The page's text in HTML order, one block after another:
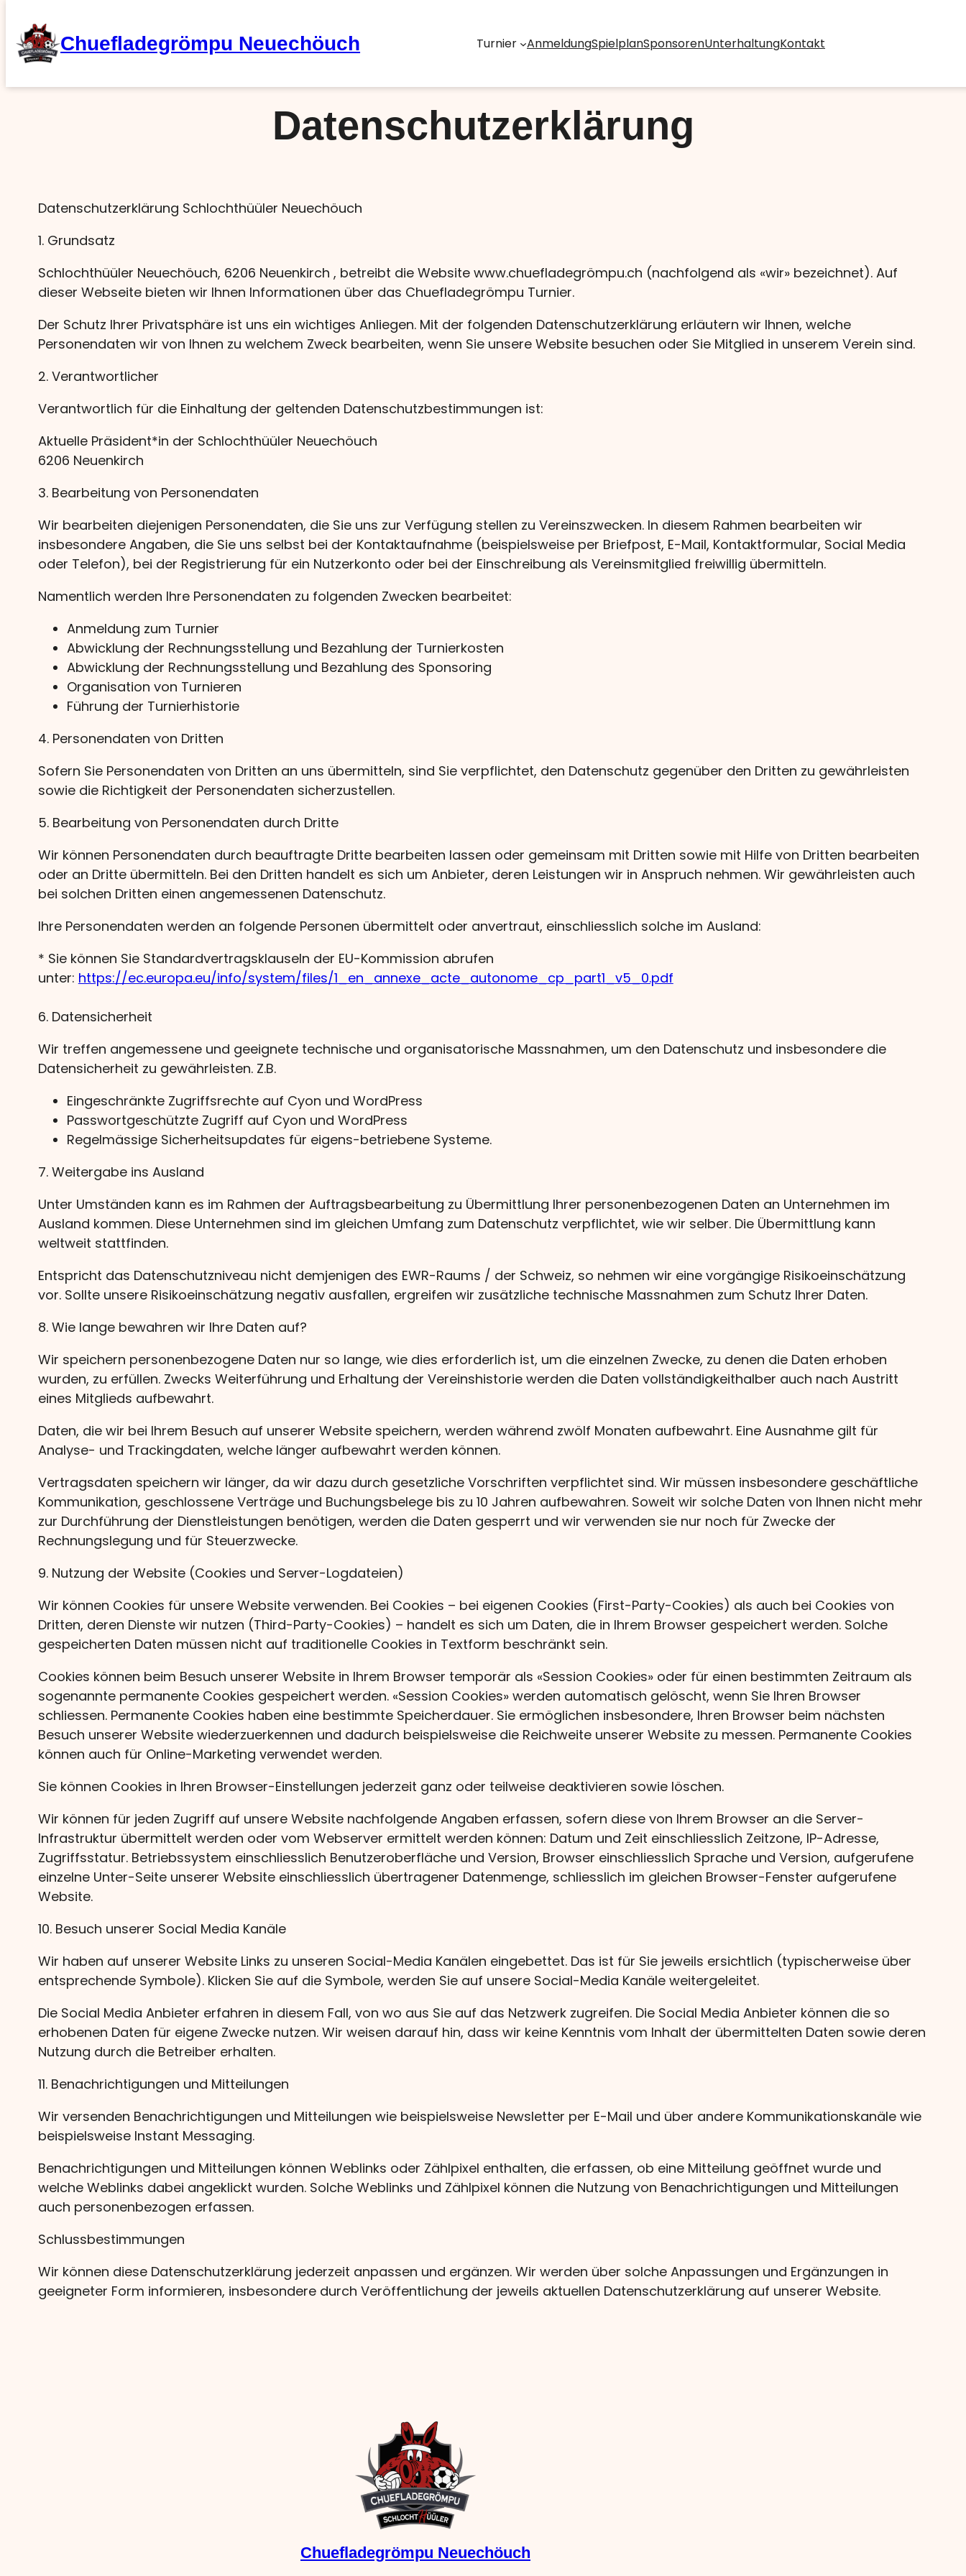
Inhalt
springenChuefladegrömpu Neuechöuch Turnier AnmeldungSpielplanSponsorenUnterhaltungKontakt
Datenschutzerklärung
Datenschutzerklärung Schlochthüüler Neuechöuch
1. Grundsatz
Schlochthüüler Neuechöuch, 6206 Neuenkirch , betreibt die Website www.chuefladegrömpu.ch (nachfolgend als «wir» bezeichnet). Auf
dieser Webseite bieten wir Ihnen Informationen über das Chuefladegrömpu Turnier.
Der Schutz Ihrer Privatsphäre ist uns ein wichtiges Anliegen. Mit der folgenden Datenschutzerklärung erläutern wir Ihnen, welche
Personendaten wir von Ihnen zu welchem Zweck bearbeiten, wenn Sie unsere Website besuchen oder Sie Mitglied in unserem Verein sind.
2. Verantwortlicher
Verantwortlich für die Einhaltung der geltenden Datenschutzbestimmungen ist:
Aktuelle Präsident*in der Schlochthüüler Neuechöuch
6206 Neuenkirch
3. Bearbeitung von Personendaten
Wir bearbeiten diejenigen Personendaten, die Sie uns zur Verfügung stellen zu Vereinszwecken. In diesem Rahmen bearbeiten wir
insbesondere Angaben, die Sie uns selbst bei der Kontaktaufnahme (beispielsweise per Briefpost, E-Mail, Kontaktformular, Social Media
oder Telefon), bei der Registrierung für ein Nutzerkonto oder bei der Einschreibung als Vereinsmitglied freiwillig übermitteln.
Namentlich werden Ihre Personendaten zu folgenden Zwecken bearbeitet:
Anmeldung zum Turnier
Abwicklung der Rechnungsstellung und Bezahlung der Turnierkosten
Abwicklung der Rechnungsstellung und Bezahlung des Sponsoring
Organisation von Turnieren
Führung der Turnierhistorie
4. Personendaten von Dritten
Sofern Sie Personendaten von Dritten an uns übermitteln, sind Sie verpflichtet, den Datenschutz gegenüber den Dritten zu gewährleisten
sowie die Richtigkeit der Personendaten sicherzustellen.
5. Bearbeitung von Personendaten durch Dritte
Wir können Personendaten durch beauftragte Dritte bearbeiten lassen oder gemeinsam mit Dritten sowie mit Hilfe von Dritten bearbeiten
oder an Dritte übermitteln. Bei den Dritten handelt es sich um Anbieter, deren Leistungen wir in Anspruch nehmen. Wir gewährleisten auch
bei solchen Dritten einen angemessenen Datenschutz.
Ihre Personendaten werden an folgende Personen übermittelt oder anvertraut, einschliesslich solche im Ausland:
* Sie können Sie Standardvertragsklauseln der EU-Kommission abrufen
unter: https://ec.europa.eu/info/system/files/1_en_annexe_acte_autonome_cp_part1_v5_0.pdf
6. Datensicherheit
Wir treffen angemessene und geeignete technische und organisatorische Massnahmen, um den Datenschutz und insbesondere die
Datensicherheit zu gewährleisten. Z.B.
Eingeschränkte Zugriffsrechte auf Cyon und WordPress
Passwortgeschützte Zugriff auf Cyon und WordPress
Regelmässige Sicherheitsupdates für eigens-betriebene Systeme.
7. Weitergabe ins Ausland
Unter Umständen kann es im Rahmen der Auftragsbearbeitung zu Übermittlung Ihrer personenbezogenen Daten an Unternehmen im
Ausland kommen. Diese Unternehmen sind im gleichen Umfang zum Datenschutz verpflichtet, wie wir selber. Die Übermittlung kann
weltweit stattfinden.
Entspricht das Datenschutzniveau nicht demjenigen des EWR-Raums / der Schweiz, so nehmen wir eine vorgängige Risikoeinschätzung
vor. Sollte unsere Risikoeinschätzung negativ ausfallen, ergreifen wir zusätzliche technische Massnahmen zum Schutz Ihrer Daten.
8. Wie lange bewahren wir Ihre Daten auf?
Wir speichern personenbezogene Daten nur so lange, wie dies erforderlich ist, um die einzelnen Zwecke, zu denen die Daten erhoben
wurden, zu erfüllen. Zwecks Weiterführung und Erhaltung der Vereinshistorie werden die Daten vollständigkeithalber auch nach Austritt
eines Mitglieds aufbewahrt.
Daten, die wir bei Ihrem Besuch auf unserer Website speichern, werden während zwölf Monaten aufbewahrt. Eine Ausnahme gilt für
Analyse- und Trackingdaten, welche länger aufbewahrt werden können.
Vertragsdaten speichern wir länger, da wir dazu durch gesetzliche Vorschriften verpflichtet sind. Wir müssen insbesondere geschäftliche
Kommunikation, geschlossene Verträge und Buchungsbelege bis zu 10 Jahren aufbewahren. Soweit wir solche Daten von Ihnen nicht mehr
zur Durchführung der Dienstleistungen benötigen, werden die Daten gesperrt und wir verwenden sie nur noch für Zwecke der
Rechnungslegung und für Steuerzwecke.
9. Nutzung der Website (Cookies und Server-Logdateien)
Wir können Cookies für unsere Website verwenden. Bei Cookies – bei eigenen Cookies (First-Party-Cookies) als auch bei Cookies von
Dritten, deren Dienste wir nutzen (Third-Party-Cookies) – handelt es sich um Daten, die in Ihrem Browser gespeichert werden. Solche
gespeicherten Daten müssen nicht auf traditionelle Cookies in Textform beschränkt sein.
Cookies können beim Besuch unserer Website in Ihrem Browser temporär als «Session Cookies» oder für einen bestimmten Zeitraum als
sogenannte permanente Cookies gespeichert werden. «Session Cookies» werden automatisch gelöscht, wenn Sie Ihren Browser
schliessen. Permanente Cookies haben eine bestimmte Speicherdauer. Sie ermöglichen insbesondere, Ihren Browser beim nächsten
Besuch unserer Website wiederzuerkennen und dadurch beispielsweise die Reichweite unserer Website zu messen. Permanente Cookies
können auch für Online-Marketing verwendet werden.
Sie können Cookies in Ihren Browser-Einstellungen jederzeit ganz oder teilweise deaktivieren sowie löschen.
Wir können für jeden Zugriff auf unsere Website nachfolgende Angaben erfassen, sofern diese von Ihrem Browser an die Server-
Infrastruktur übermittelt werden oder vom Webserver ermittelt werden können: Datum und Zeit einschliesslich Zeitzone, IP-Adresse,
Zugriffsstatur. Betriebssystem einschliesslich Benutzeroberfläche und Version, Browser einschliesslich Sprache und Version, aufgerufene
einzelne Unter-Seite unserer Website einschliesslich übertragener Datenmenge, schliesslich im gleichen Browser-Fenster aufgerufene
Website.
10. Besuch unserer Social Media Kanäle
Wir haben auf unserer Website Links zu unseren Social-Media Kanälen eingebettet. Das ist für Sie jeweils ersichtlich (typischerweise über
entsprechende Symbole). Klicken Sie auf die Symbole, werden Sie auf unsere Social-Media Kanäle weitergeleitet.
Die Social Media Anbieter erfahren in diesem Fall, von wo aus Sie auf das Netzwerk zugreifen. Die Social Media Anbieter können die so
erhobenen Daten für eigene Zwecke nutzen. Wir weisen darauf hin, dass wir keine Kenntnis vom Inhalt der übermittelten Daten sowie deren
Nutzung durch die Betreiber erhalten.
11. Benachrichtigungen und Mitteilungen
Wir versenden Benachrichtigungen und Mitteilungen wie beispielsweise Newsletter per E-Mail und über andere Kommunikationskanäle wie
beispielsweise Instant Messaging.
Benachrichtigungen und Mitteilungen können Weblinks oder Zählpixel enthalten, die erfassen, ob eine Mitteilung geöffnet wurde und
welche Weblinks dabei angeklickt wurden. Solche Weblinks und Zählpixel können die Nutzung von Benachrichtigungen und Mitteilungen
auch personenbezogen erfassen.
Schlussbestimmungen
Wir können diese Datenschutzerklärung jederzeit anpassen und ergänzen. Wir werden über solche Anpassungen und Ergänzungen in
geeigneter Form informieren, insbesondere durch Veröffentlichung der jeweils aktuellen Datenschutzerklärung auf unserer Website.
Chuefladegrömpu Neuechöuch